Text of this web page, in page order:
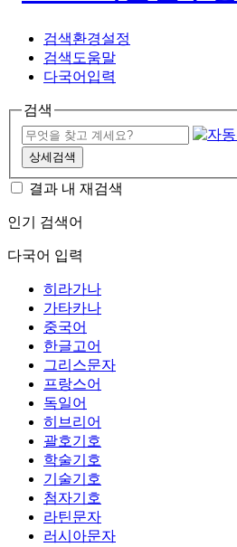
검색환경설정
검색도움말
다국어입력
검색
상세검색
결과 내 재검색
인기 검색어
다국어 입력
히라가나
가타카나
중국어
한글고어
그리스문자
프랑스어
독일어
히브리어
괄호기호
학술기호
기술기호
첨자기호
라틴문자
러시아문자